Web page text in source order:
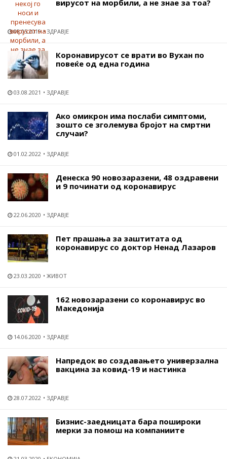
вирусот на морбили, а не знае за тоа?
08.05.2019 ЗДРАВЈЕ
Коронавирусот се врати во Вухан по
повеќе од една година
03.08.2021 ЗДРАВЈЕ
Ако омикрон има послаби симптоми,
зошто се зголемува бројот на смртни
случаи?
01.02.2022 ЗДРАВЈЕ
Денеска 90 новозаразени, 48 оздравени
и 9 починати од коронавирус
22.06.2020 ЗДРАВЈЕ
Пет прашања за заштитата од
коронавирус со доктор Ненад Лазаров
23.03.2020 ЖИВОТ
162 новозаразени со коронавирус во
Македонија
14.06.2020 ЗДРАВЈЕ
Напредок во создавањето универзална
вакцина за ковид-19 и настинка
28.07.2022 ЗДРАВЈЕ
Бизнис-заедницата бара пошироки
мерки за помош на компаниите